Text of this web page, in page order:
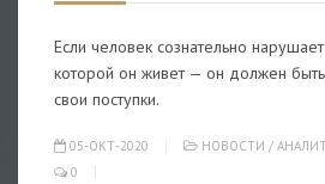
Если человек сознательно
которой он живет — он должен быть
свои поступки.
05-ОКТ-2020 НОВОСТИ /
0